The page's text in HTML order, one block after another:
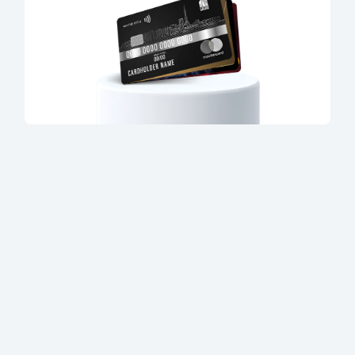
Ofis va bankomatlar
Shaxsiy ma'lumotlarni qayta ishlashga rozilik berish
Bizni ijtimoiy tarmoqlarda kuzatib boring